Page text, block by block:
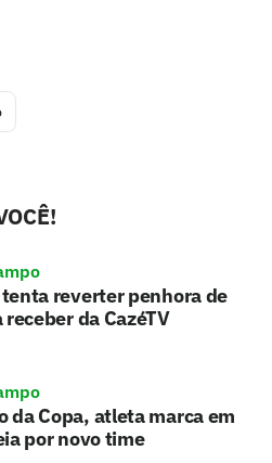
reverter penhora de
receber da CazéTV
da Copa, atleta marca em
por novo time